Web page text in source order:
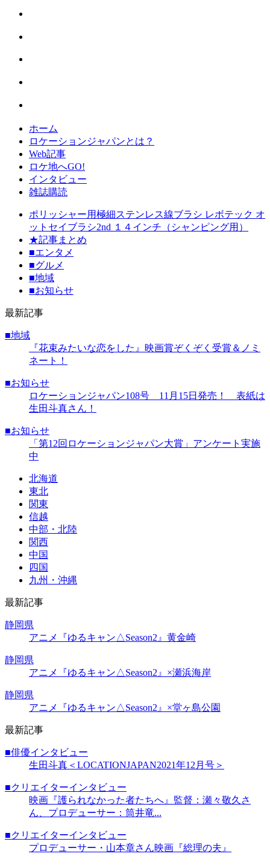
ホーム
ロケーションジャパンとは？
Web記事
ロケ地へGO!
インタビュー
雑誌購読
ポリッシャー用極細ステンレス線ブラシ レボテック オ
ットセイブラシ2nd １４インチ（シャンピング用）
★記事まとめ
■エンタメ
■グルメ
■地域
■お知らせ
最新記事
■地域
『花束みたいな恋をした』映画賞ぞくぞく受賞＆ノミ
ネート！
■お知らせ
ロケーションジャパン108号 11月15日発売！ 表紙は
生田斗真さん！
■お知らせ
「第12回ロケーションジャパン大賞」アンケート実施
中
北海道
東北
関東
信越
中部・北陸
関西
中国
四国
九州・沖縄
最新記事
静岡県
アニメ『ゆるキャン△Season2』黄金崎
静岡県
アニメ『ゆるキャン△Season2』×瀬浜海岸
静岡県
アニメ『ゆるキャン△Season2』×堂ヶ島公園
最新記事
■俳優インタビュー
生田斗真＜LOCATIONJAPAN2021年12月号＞
■クリエイターインタビュー
映画『護られなかった者たちへ』監督：瀬々敬久さ
ん、プロデューサー：筒井竜...
■クリエイターインタビュー
プロデューサー・山本章さん映画『総理の夫』